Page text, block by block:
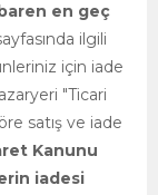
en geç
ilgili
için iade
"Ticari
satış ve iade
Kanunu
iadesi